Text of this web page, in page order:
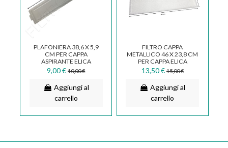
PLAFONIERA 38,6 X 5,9
CM PER CAPPA
ASPIRANTE ELICA
TURBOAIR EX77 EX 78
PF02LA
9,00 € 10,00 €
Aggiungi al
carrello
FILTRO CAPPA
METALLICO 46 X 23,8 CM
PER CAPPA ELICA
ESTRAIBILE EX77 60 CM
1010LZ
13,50 € 15,00 €
Aggiungi al
carrello